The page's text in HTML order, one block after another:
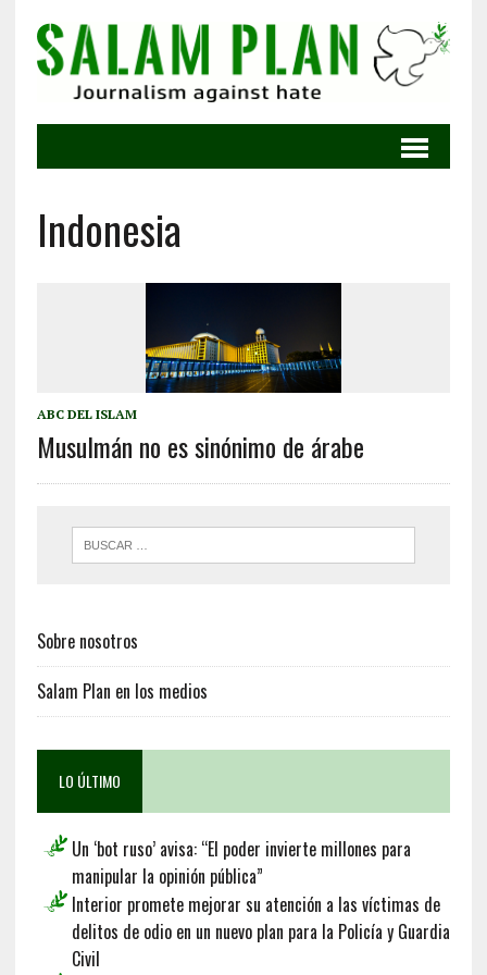
Indonesia
ABC DEL ISLAM
Musulmán no es sinónimo de árabe
Sobre nosotros
Salam Plan en los medios
LO ÚLTIMO
Un ‘bot ruso’ avisa: “El poder invierte millones para
manipular la opinión pública”
Interior promete mejorar su atención a las víctimas de
delitos de odio en un nuevo plan para la Policía y Guardia
Civil